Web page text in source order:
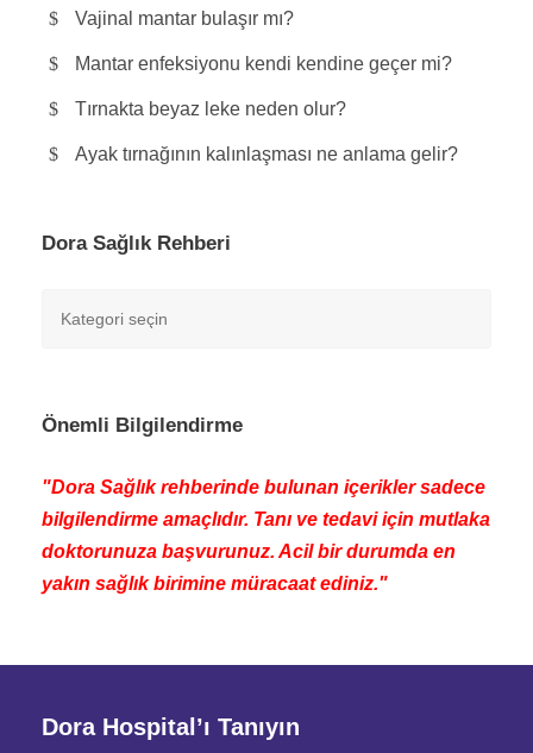
Vajinal mantar bulaşır mı?
Mantar enfeksiyonu kendi kendine geçer mi?
Tırnakta beyaz leke neden olur?
Ayak tırnağının kalınlaşması ne anlama gelir?
Dora Sağlık Rehberi
Önemli Bilgilendirme
"Dora Sağlık rehberinde bulunan içerikler sadece
bilgilendirme amaçlıdır. Tanı ve tedavi için mutlaka
doktorunuza başvurunuz. Acil bir durumda en
yakın sağlık birimine müracaat ediniz."
Dora Hospital’ı Tanıyın